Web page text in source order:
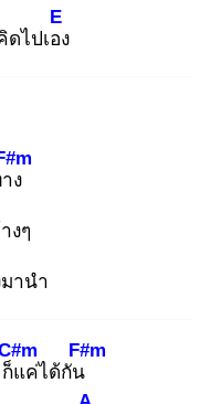
ดไปเอง
E
ง
งๆ
านำ
ก็แค่ได้กัน
F#m